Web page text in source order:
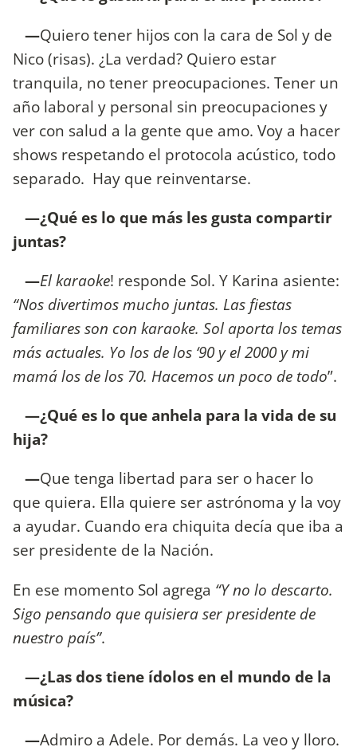
—Quiero tener hijos con la cara de Sol y de
Nico (risas). ¿La verdad? Quiero estar
tranquila, no tener preocupaciones. Tener un
año laboral y personal sin preocupaciones y
ver con salud a la gente que amo. Voy a hacer
shows respetando el protocola acústico, todo
separado. Hay que reinventarse.
—¿Qué es lo que más les gusta compartir
juntas?
—El karaoke! responde Sol. Y Karina asiente:
“Nos divertimos mucho juntas. Las fiestas
familiares son con karaoke. Sol aporta los temas
más actuales. Yo los de los ‘90 y el 2000 y mi
mamá los de los 70. Hacemos un poco de todo”.
—¿Qué es lo que anhela para la vida de su
hija?
—Que tenga libertad para ser o hacer lo
que quiera. Ella quiere ser astrónoma y la voy
a ayudar. Cuando era chiquita decía que iba a
ser presidente de la Nación.
En ese momento Sol agrega “Y no lo descarto.
Sigo pensando que quisiera ser presidente de
nuestro país”.
—¿Las dos tiene ídolos en el mundo de la
música?
—Admiro a Adele. Por demás. La veo y lloro.